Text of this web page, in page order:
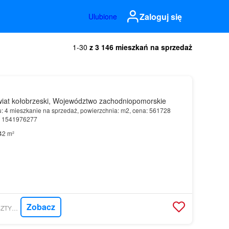
Ulubione Zaloguj się
1-30 z 3 146 mieszkań na sprzedaż
kołobrzeski, Województwo zachodniopomorskie
4 mieszkanie na sprzedaż, powierzchnia: m2, cena: 561728
1541976277
m²
MORIZON.PL - BURSZTYNOWE SP. Z O.O. Zobacz